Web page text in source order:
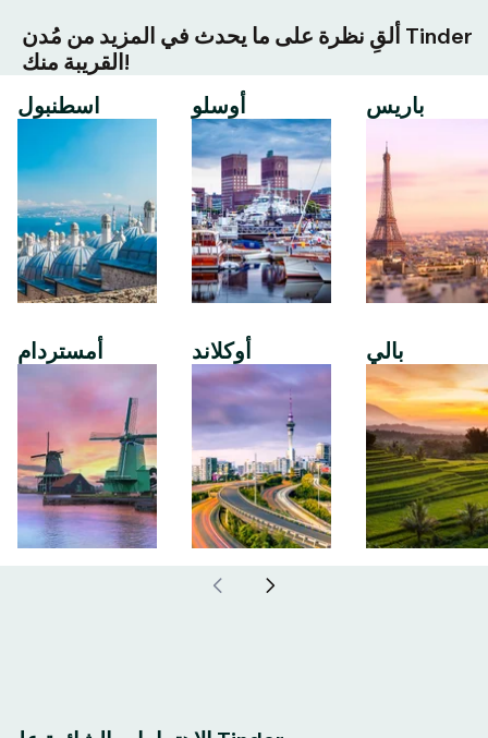
ألقِ نظرة على ما يحدث في المزيد من مُدن Tinder
القريبة منك!
اسطنبول
أمستردام
أوسلو
أوكلاند
باريس
بالي